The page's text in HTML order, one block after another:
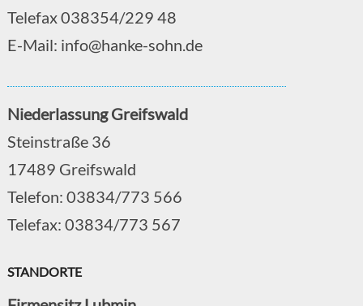
Telefax 038354/229 48
E-Mail: info@hanke-sohn.de
Niederlassung Greifswald
Steinstraße 36
17489 Greifswald
Telefon: 03834/773 566
Telefax: 03834/773 567
STANDORTE